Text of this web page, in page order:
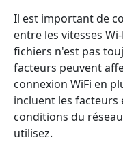
Il est important de
entre les vitesses
fichiers n'est pas
facteurs peuvent
connexion WiFi en
incluent les facteurs
conditions du
utilisez.